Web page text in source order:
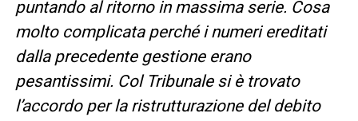
puntando al ritorno in massima serie. Cosa
molto complicata perché i numeri ereditati
dalla precedente gestione erano
pesantissimi. Col Tribunale si è trovato
l’accordo per la ristrutturazione del debito